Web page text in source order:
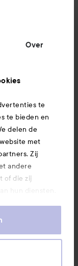
Over
te
te bieden en
delen de
met
Zij
andere
of die zij
hun diensten.
informatie over